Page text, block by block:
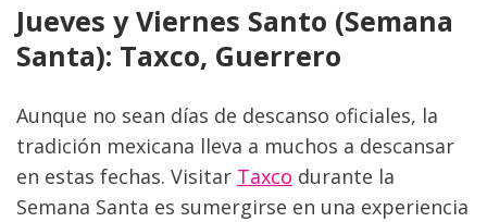
Jueves y Viernes Santo (Semana
Santa): Taxco, Guerrero
Aunque no sean días de descanso oficiales, la
tradición mexicana lleva a muchos a descansar
en estas fechas. Visitar Taxco durante la
Semana Santa es sumergirse en una experiencia